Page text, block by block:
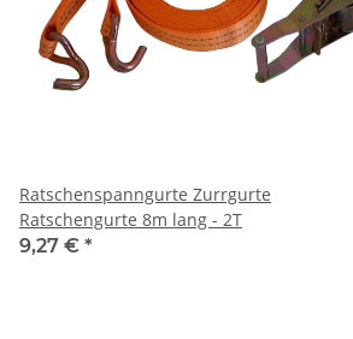
Ratschenspanngurte Zurrgurte
Ratschengurte 8m lang - 2T
9,27 € *